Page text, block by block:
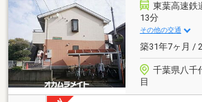
東葉高速鉄
13分
その他の交通
築31年7ヶ月 /
千葉県八千
目